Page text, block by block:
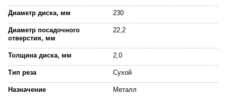
Диаметр диска, мм 230
Диаметр посадочного
отверстия, мм
22,2
Толщина диска, мм 2,0
Тип реза Сухой
Назначение Металл